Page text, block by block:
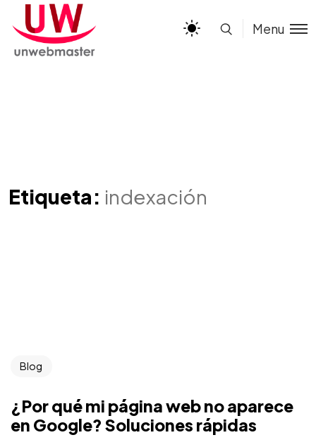
Menu
Etiqueta: indexación
Blog
¿Por qué mi página web no aparece
en Google? Soluciones rápidas